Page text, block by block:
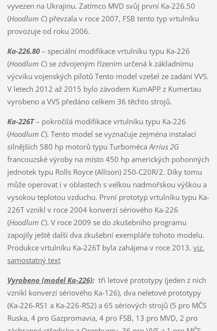
vyvezen na Ukrajinu. Zatímco MVD svůj první Ka-226.50
(Hoodlum C) převzala v roce 2007, FSB tento typ vrtulníku
provozuje od roku 2006.
Ka-226.80– speciální modifikace vrtulníku typu Ka-226
(Hoodlum C) se zdvojeným řízením určená k základnímu
výcviku vojenských pilotů Tento model vzešel ze zadání VVS.
V letech 2012 až 2015 bylo závodem KumAPP z Kumertau
vyrobeno a VVS předáno celkem 36 těchto strojů.
Ka-226T– pokročilá modifikace vrtulníku typu Ka-226
(Hoodlum C). Tento model se vyznačuje zejména instalací
silnějších 580 hp motorů typu Turboméca Arrius 2G
francouzské výroby na místo 450 hp amerických pohonných
jednotek typu Rolls Royce (Allison) 250-C20R/2. Díky tomu
může operovat i v oblastech s velkou nadmořskou výškou a
vysokou teplotou vzduchu. První prototyp vrtulníku typu Ka-
226T vznikl v roce 2004 konverzí sériového Ka-226
(Hoodlum C). V roce 2009 se do zkušebního programu
zapojily ještě další dva zkušební exempláře tohoto modelu.
Produkce vrtulníku Ka-226T byla zahájena v roce 2013. viz.
samostatný text
Vyrobeno (model Ka-226):tři letové prototypy (jeden z nich
vznikl konverzí sériového Ka-126), dva neletové prototypy
(Ka-226-RS1 a Ka-226-RS2) a 65 sériových strojů (5 pro MČS
Ruska, 4 pro Gazpromavia, 4 pro FSB, 13 pro MVD, 2 pro